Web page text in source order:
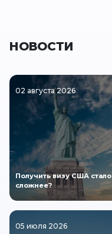
НОВОСТИ
02 августа 2026
Получить визу США стало
сложнее?
05 июля 2026